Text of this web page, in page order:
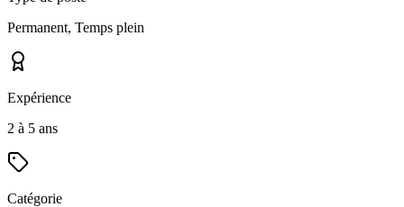
Permanent, Temps plein
Expérience
2 à 5 ans
Catégorie